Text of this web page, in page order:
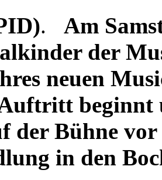
. Am
der
neuen
beginnt
der Bühne
in den